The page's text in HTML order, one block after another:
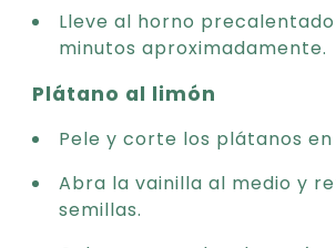
Lleve al horno precalentado
minutos aproximadamente.
Plátano al limón
Pele y corte los plátanos
Abra la vainilla al medio y
semillas.